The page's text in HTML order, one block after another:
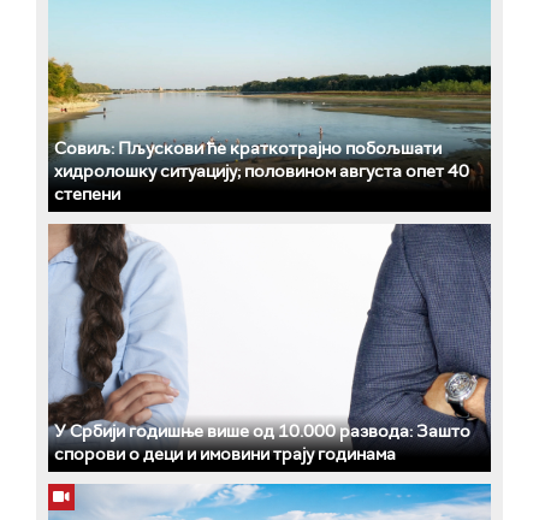
Совиљ: Пљускови ће краткотрајно побољшати
хидролошку ситуацију; половином августа опет 40
степени
У Србији годишње више од 10.000 развода: Зашто
спорови о деци и имовини трају годинама